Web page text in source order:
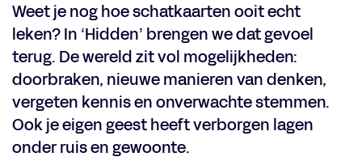
Weet je nog hoe schatkaarten ooit echt
leken? In ‘Hidden’ brengen we dat gevoel
terug. De wereld zit vol mogelijkheden:
doorbraken, nieuwe manieren van denken,
vergeten kennis en onverwachte stemmen.
Ook je eigen geest heeft verborgen lagen
onder ruis en gewoonte.